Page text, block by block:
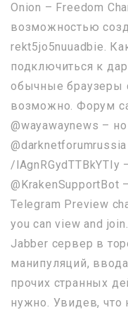
Onion – Freedom
возможностью
rekt5jo5nuuadbie.
подключиться к
обычные браузеры
возможно. Форум
@wayawaynews –
/lAgnRGydTTBkYTIy
@KrakenSupportBot
Telegram Preview
you can view and
Jabber сервер в
манипуляций,
прочих странных
нужно. Увидев, что